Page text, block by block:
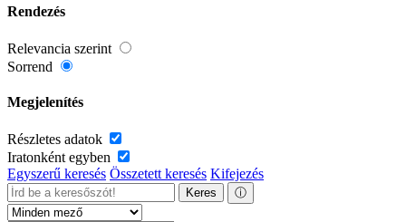
Rendezés
Relevancia szerint
Sorrend
Megjelenítés
Részletes adatok
Iratonként egyben
Egyszerű keresés Összetett keresés Kifejezés
Keres ⓘ